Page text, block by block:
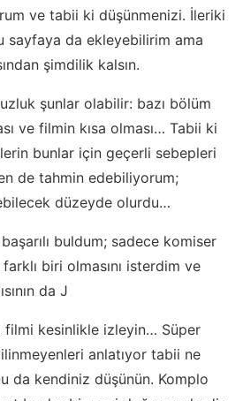
ve tabii ki düşünmenizi. İleriki
sayfaya da ekleyebilirim ama
şimdilik kalsın.
şunlar olabilir: bazı bölüm
ve filmin kısa olması… Tabii ki
bunlar için geçerli sebepleri
de tahmin edebiliyorum;
düzeyde olurdu…
buldum; sadece komiser
biri olmasını isterdim ve
da J
filmi kesinlikle izleyin… Süper
anlatıyor tabii ne
da kendiniz düşünün. Komplo